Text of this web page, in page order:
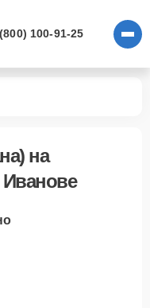
100-91-25
на